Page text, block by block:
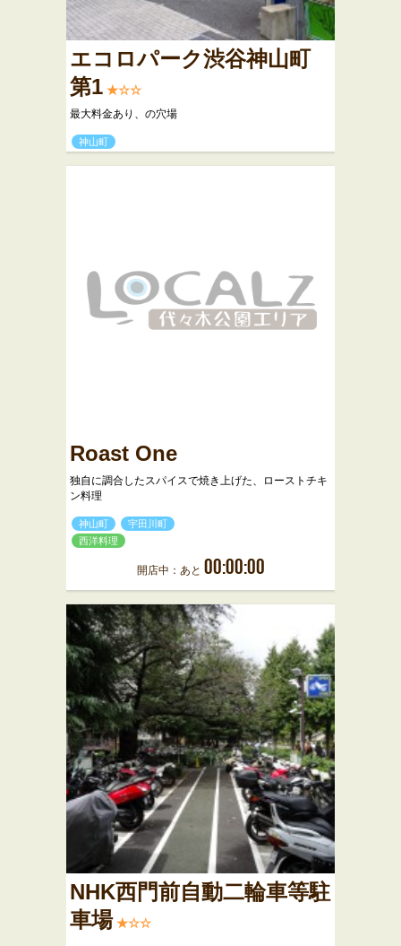
エコロパーク渋谷神山町
第1 ★☆☆
最大料金あり、の穴場
神山町
Roast One
独自に調合したスパイスで焼き上げた、ローストチキ
ン料理
神山町
宇田川町
西洋料理
開店中：あと 00:00:00
NHK西門前自動二輪車等駐
車場 ★☆☆